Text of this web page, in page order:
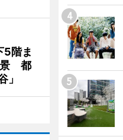
5階ま
景 都
」